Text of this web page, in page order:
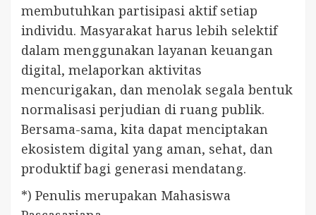
membutuhkan partisipasi aktif setiap
individu. Masyarakat harus lebih selektif
dalam menggunakan layanan keuangan
digital, melaporkan aktivitas
mencurigakan, dan menolak segala bentuk
normalisasi perjudian di ruang publik.
Bersama-sama, kita dapat menciptakan
ekosistem digital yang aman, sehat, dan
produktif bagi generasi mendatang.
*) Penulis merupakan Mahasiswa